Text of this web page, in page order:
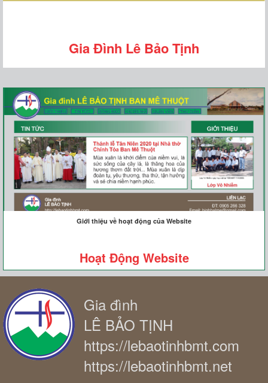
Gia Đình Lê Bảo Tịnh
Giới thiệu về hoạt động của Website
Hoạt Động Website
Gia đình
LÊ BẢO TỊNH
https://lebaotinhbmt.com
https://lebaotinhbmt.net